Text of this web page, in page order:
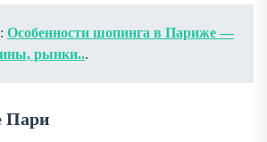
Особенности шопинга в Париже —
рынки...
Пари